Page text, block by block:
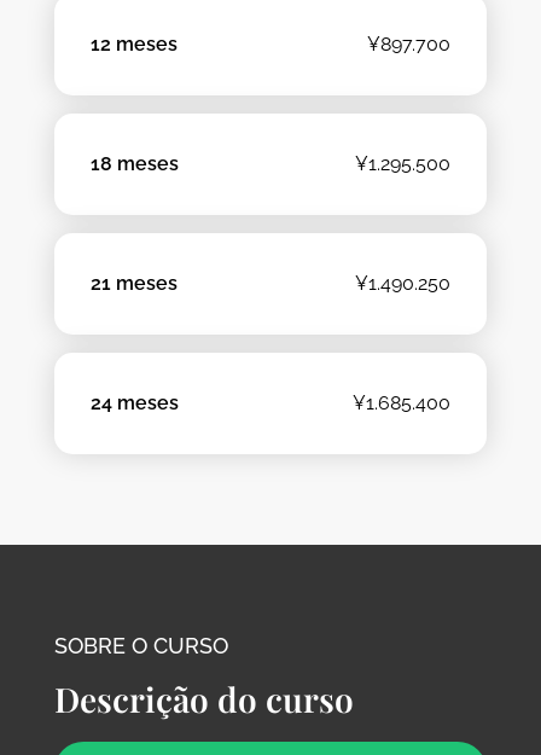
12 meses ¥897.700
18 meses ¥1.295.500
21 meses ¥1.490.250
24 meses ¥1.685.400
SOBRE O CURSO
Descrição do curso